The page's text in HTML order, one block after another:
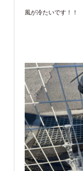
風が冷たいです！！